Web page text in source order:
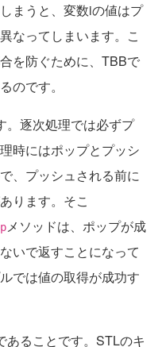
まうと、変数iの値はプ
なってしまいます。こ
を防ぐために、TBBで
のです。
逐次処理では必ずプ
時にはポップとプッシ
、プッシュされる前に
ります。そこ
メソッドは、ポップが成
いで返すことになって
では値の取得が成功す
ることです。STLのキ